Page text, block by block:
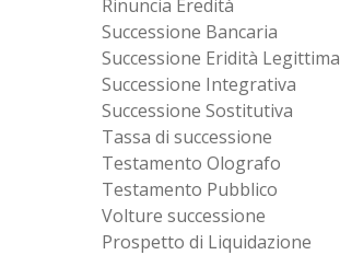
Rinuncia Eredità
Successione Bancaria
Successione Eridità Legittima
Successione Integrativa
Successione Sostitutiva
Tassa di successione
Testamento Olografo
Testamento Pubblico
Volture successione
Prospetto di Liquidazione